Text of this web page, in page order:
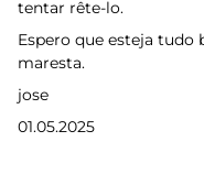
tentar rête-lo.
Espero que esteja
maresta.
jose
01.05.2025